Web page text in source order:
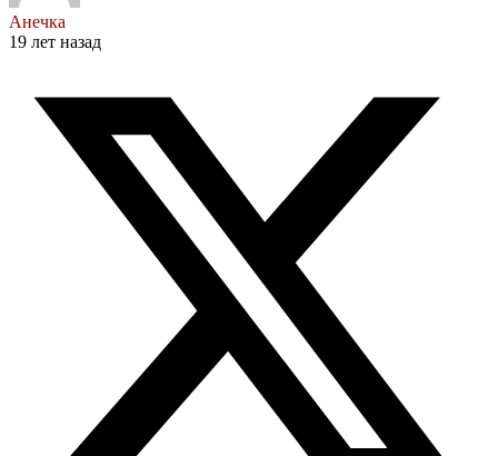
Анечка
19 лет назад